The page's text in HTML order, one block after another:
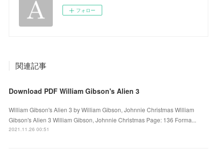
フォロー
関連記事
Download PDF William Gibson's Alien 3
William Gibson's Alien 3 by William Gibson, Johnnie Christmas William
Gibson's Alien 3 William Gibson, Johnnie Christmas Page: 136 Forma...
2021.11.26 00:51